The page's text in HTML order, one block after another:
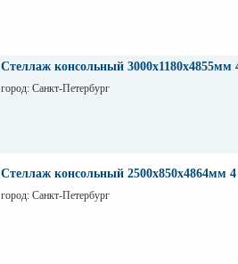
Стеллаж консольный 3000х1180х4855мм
город: Санкт-Петербург
Стеллаж консольный 2500х850х4864мм
город: Санкт-Петербург